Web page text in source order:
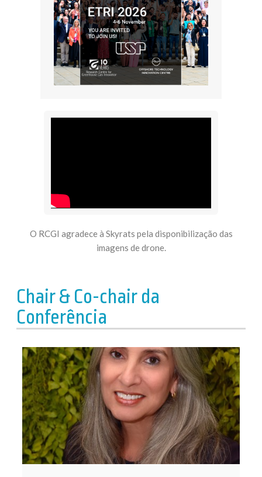
O RCGI agradece à Skyrats pela disponibilização das
imagens de drone.
Chair & Co-chair da
Conferência